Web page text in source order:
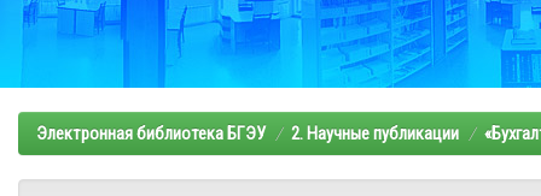
Электронная библиотека БГЭУ 2. Научные публикации